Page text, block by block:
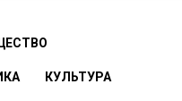
КУЛЬТУРА